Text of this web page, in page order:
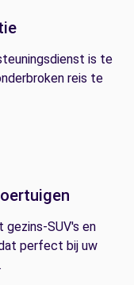
is te
reis te
SUV's en
perfect bij uw